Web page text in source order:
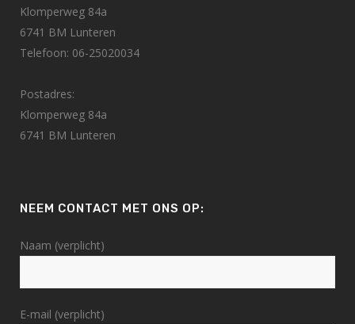
Klomperweg 84a
6741 BM Lunteren
Telefoon: 06-25020034
Postadres:
Klomperweg 84a
6741 BM Lunteren
NEEM CONTACT MET ONS OP:
Naam (verplicht)
E-mail (verplicht)